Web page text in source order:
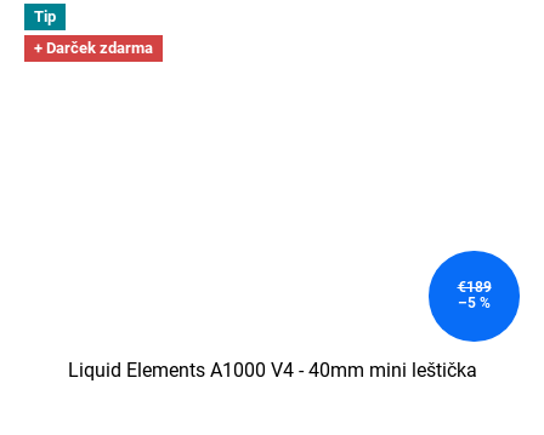
Tip
+ Darček zdarma
€189
–5 %
Liquid Elements A1000 V4 - 40mm mini leštička